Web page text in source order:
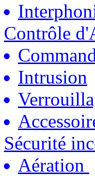
Contrôle
Intrusion
Sécurité
Aération